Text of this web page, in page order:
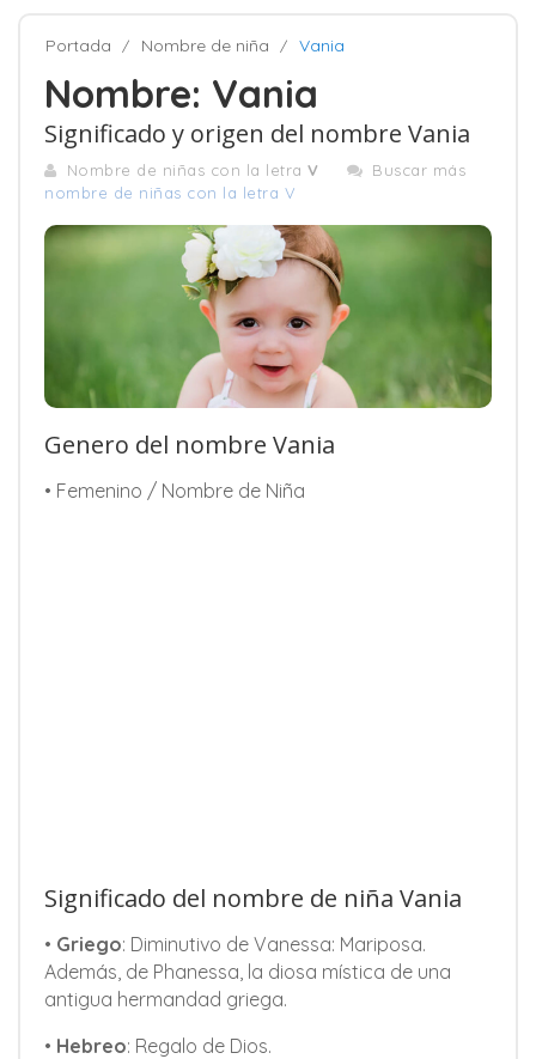
Portada Nombre de niña Vania
Nombre: Vania
Significado y origen del nombre Vania
Nombre de niñas con la letra V
Buscar más
nombre de niñas con la letra V
Genero del nombre Vania
• Femenino / Nombre de Niña
Significado del nombre de niña Vania
• Griego: Diminutivo de Vanessa: Mariposa.
Además, de Phanessa, la diosa mística de una
antigua hermandad griega.
• Hebreo: Regalo de Dios.